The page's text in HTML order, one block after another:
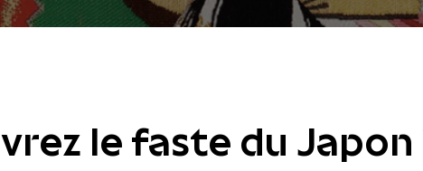
le faste du